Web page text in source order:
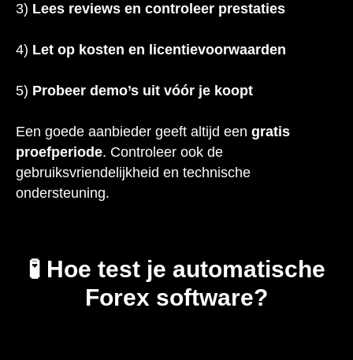
3) Lees reviews en controleer prestaties
4) Let op kosten en licentievoorwaarden
5) Probeer demo’s uit vóór je koopt
Een goede aanbieder geeft altijd een gratis
proefperiode. Controleer ook de
gebruiksvriendelijkheid en technische
ondersteuning.
🧪 Hoe test je automatische
Forex software?